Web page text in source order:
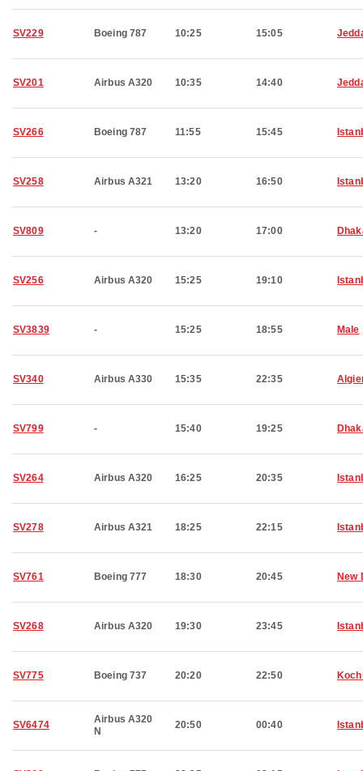
SV229 Boeing 787 10:25 15:05
SV201 Airbus A320 10:35 14:40
SV266 Boeing 787 11:55 15:45
SV258 Airbus A321 13:20 16:50
SV809 - 13:20 17:00
SV256 Airbus A320 15:25 19:10
SV3839 - 15:25 18:55 Male
SV340 Airbus A330 15:35 22:35
SV799 - 15:40 19:25
SV264 Airbus A320 16:25 20:35
SV278 Airbus A321 18:25 22:15
SV761 Boeing 777 18:30 20:45 New
SV268 Airbus A320 19:30 23:45
SV775 Boeing 737 20:20 22:50
SV6474
Airbus A320
N
20:50 00:40